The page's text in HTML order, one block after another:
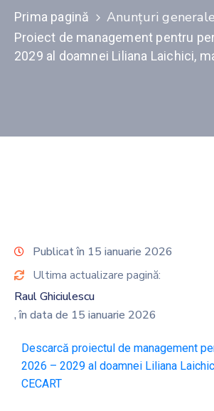
Prima pagină Anunțuri generale
Proiect de management pentru
2029 al doamnei Liliana Laichici,
Publicat în 15 ianuarie 2026
Ultima actualizare pagină:
Raul Ghiciulescu
, în data de 15 ianuarie 2026
Descarcă proiectul de management
2026 – 2029 al doamnei Liliana
CECART